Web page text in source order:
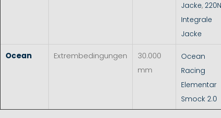
Jacke, 220N
Integrale
Jacke
Ocean Extrembedingungen
30.000
mm
Ocean
Racing
Elementar
Smock 2.0